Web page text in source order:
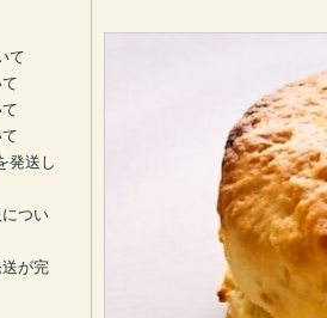
て
発送し
つい
が完